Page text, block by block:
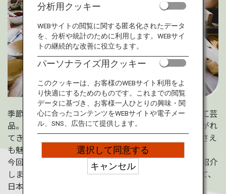
季節や自然が反映されていることが多い、日本の伝統工芸
品。破損したら修繕し、長く大切に使う文化も受け継がれ
てきました。時間の流れと共に変わっていく風合いにさえ
も魅力を感じられることでしょう。
今回は佐賀、石川、秋田を巡る春の伝統工芸体験をご紹介
します。工芸品のワークショップやイベントに参加して、
日本の伝統文化に触れてみませんか？
分析用クッキー
WEBサイトの閲覧に関する匿名化されたデータ
を、分析や統計のために利用します。WEBサイ
トの継続的な改善に役立ちます。
パーソナライズ用クッキー
このクッキーは、お客様のWEBサイト利用をよ
り快適にするためのものです。これまでの閲覧
データに基づき、お客様一人ひとりの興味・関
心に合ったコンテンツをWEBサイトや電子メー
ル、SNS、広告にて提供します。
選択して同意する
キャンセル